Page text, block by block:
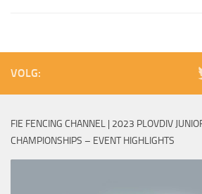
VOLG:
FIE FENCING CHANNEL | 2023 PLOVDIV
CHAMPIONSHIPS – EVENT HIGHLIGHTS